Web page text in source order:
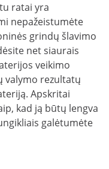
ratai yra
nepažeistumėte
grindų šlavimo
net siaurais
veikimo
valymo rezultatų
Apskritai
kad ją būtų lengva
galėtumėte